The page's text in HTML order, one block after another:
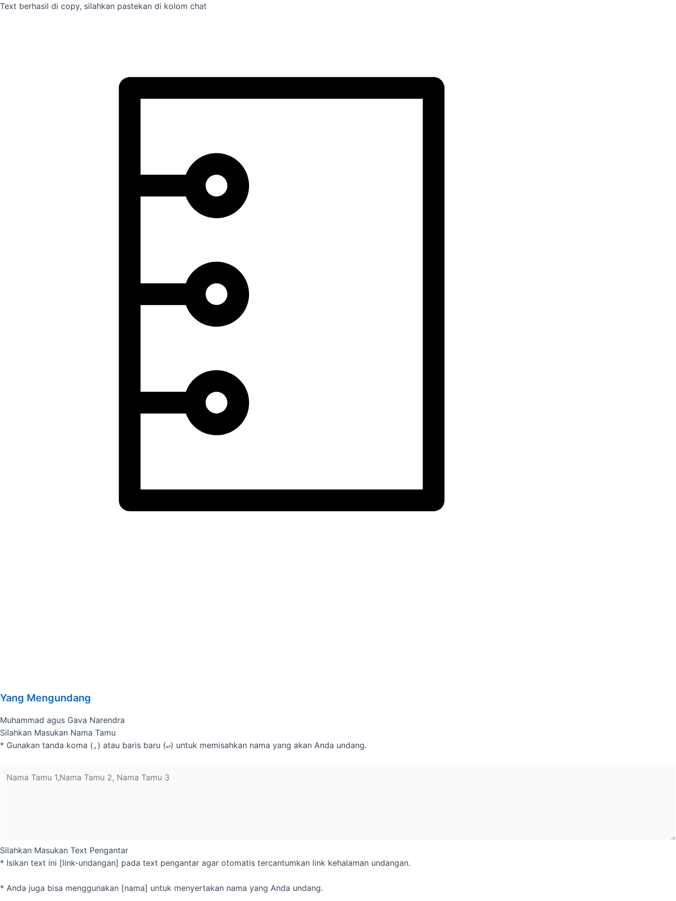
Skip
Text berhasil di copy, silahkan pastekan di kolom chat
Yang Mengundang
Muhammad agus Gava Narendra
Silahkan Masukan Nama Tamu
* Gunakan tanda koma ( , ) atau baris baru (↵) untuk memisahkan nama yang akan Anda undang.
Silahkan Masukan Text Pengantar
* Isikan text ini [link-undangan] pada text pengantar agar otomatis tercantumkan link kehalaman undangan.
* Anda juga bisa menggunakan [nama] untuk menyertakan nama yang Anda undang.